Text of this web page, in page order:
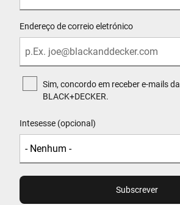
Endereço de correio eletrónico
Sim, concordo em receber e-mails da
BLACK+DECKER.
Intesesse (opcional)